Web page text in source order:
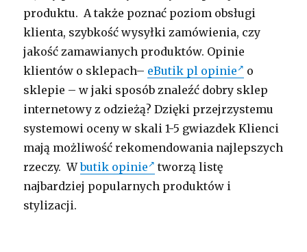
produktu. A także poznać poziom obsługi
klienta, szybkość wysyłki zamówienia, czy
jakość zamawianych produktów. Opinie
klientów o sklepach– eButik pl opinie
o
sklepie – w jaki sposób znaleźć dobry sklep
internetowy z odzieżą? Dzięki przejrzystemu
systemowi oceny w skali 1-5 gwiazdek Klienci
mają możliwość rekomendowania najlepszych
rzeczy. Wbutik opinie
tworzą listę
najbardziej popularnych produktów i
stylizacji.